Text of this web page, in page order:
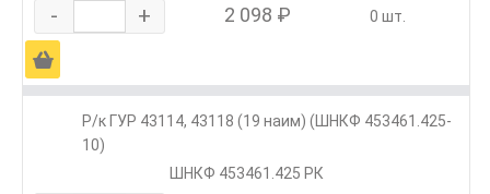
- + 2 098 ₽ 0 шт.
Ä
Р/к ГУР 43114, 43118 (19 наим) (ШНКФ 453461.425-
10)
ШНКФ 453461.425 РК